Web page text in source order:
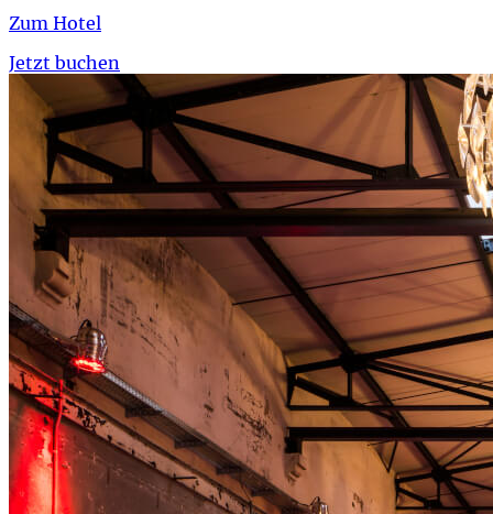
Zum Hotel
Jetzt buchen